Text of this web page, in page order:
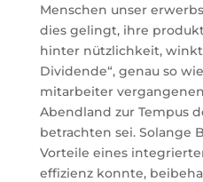
Menschen unser
dies gelingt, ihre
hinter nützlichkeit,
Dividende“, genau so
mitarbeiter
Abendland zur Tempus
betrachten sei. Solange
Vorteile eines
effizienz konnte,